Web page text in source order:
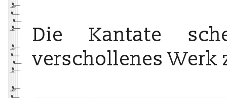
Die Kantate
verschollenes Werk